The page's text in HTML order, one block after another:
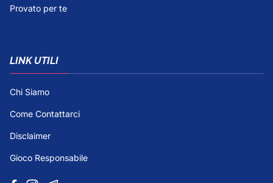
Provato per te
LINK UTILI
Chi Siamo
Come Contattarci
Disclaimer
Gioco Responsabile